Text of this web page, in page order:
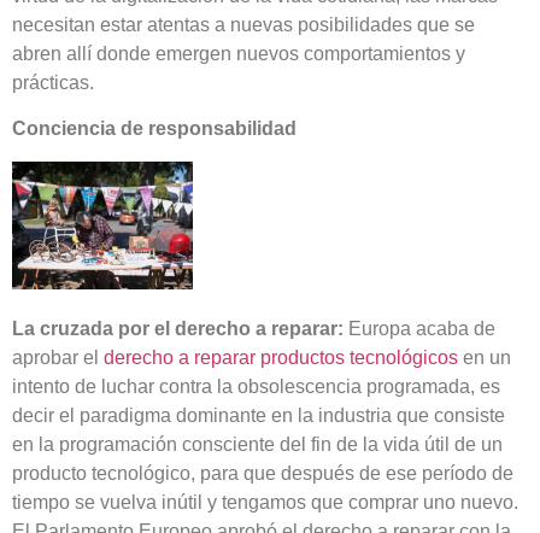
necesitan estar atentas a nuevas posibilidades que se
abren allí donde emergen nuevos comportamientos y
prácticas.
Conciencia de responsabilidad
La cruzada por el derecho a reparar: Europa acaba de
aprobar el derecho a reparar productos tecnológicos en un
intento de luchar contra la obsolescencia programada, es
decir el paradigma dominante en la industria que consiste
en la programación consciente del fin de la vida útil de un
producto tecnológico, para que después de ese período de
tiempo se vuelva inútil y tengamos que comprar uno nuevo.